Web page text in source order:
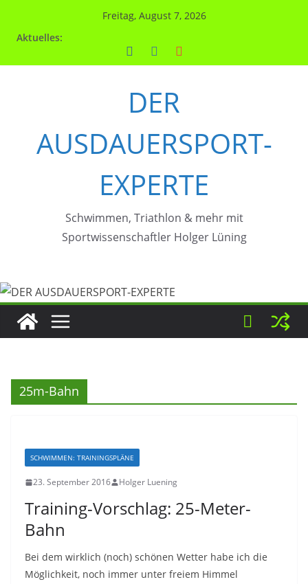
Freitag, August 7, 2026
Aktuelles:
DER
AUSDAUERSPORT-
EXPERTE
Schwimmen, Triathlon & mehr mit
Sportwissenschaftler Holger Lüning
25m-Bahn
SCHWIMMEN: TRAININGSPLÄNE
23. September 2016 Holger Luening
Training-Vorschlag: 25-Meter-
Bahn
Bei dem wirklich (noch) schönen Wetter habe ich die
Möglichkeit, noch immer unter freiem Himmel